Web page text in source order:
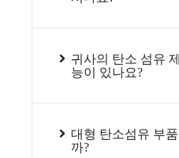
귀사의 탄소 섬유
능이 있나요?
대형 탄소섬유 부
까?